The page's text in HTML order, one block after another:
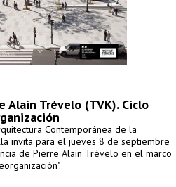
Alain Trévelo (TVK). Ciclo
Contemporánea de la
invita para el jueves 8 de septiembre
de Pierre Alain Trévelo en el marco